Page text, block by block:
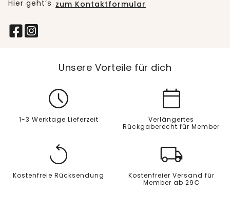
Hier geht’s zum Kontaktformular
Unsere Vorteile für dich
1-3 Werktage Lieferzeit
Verlängertes
Rückgaberecht für Member
Kostenfreie Rücksendung
Kostenfreier Versand für
Member ab 29€